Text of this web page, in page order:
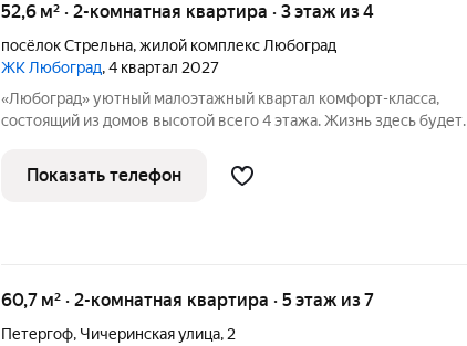
52,6 м² · 2-комнатная квартира · 3 этаж из 4
посёлок Стрельна,жилой комплекс Любоград
ЖК Любоград, 4 квартал 2027
«Любоград» уютный малоэтажный квартал комфорт-класса,
состоящий из домов высотой всего 4 этажа. Жизнь здесь будет
ЖК «Любоград» предусмотрена вся инфраструктура для
полноценной и
Показать телефон
60,7 м² · 2-комнатная квартира · 5 этаж из 7
Петергоф, Чичеринская улица, 2